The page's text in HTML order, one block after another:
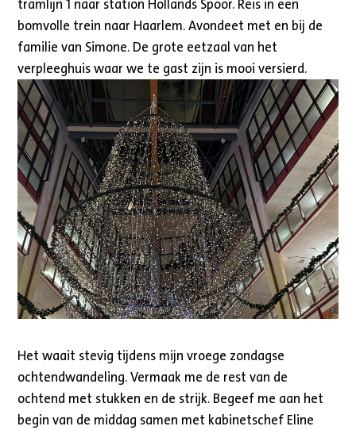
tramlijn 1 naar station Hollands Spoor. Reis in een
bomvolle trein naar Haarlem. Avondeet met en bij de
familie van Simone. De grote eetzaal van het
verpleeghuis waar we te gast zijn is mooi versierd.
Het waait stevig tijdens mijn vroege zondagse
ochtendwandeling. Vermaak me de rest van de
ochtend met stukken en de strijk. Begeef me aan het
begin van de middag samen met kabinetschef Eline